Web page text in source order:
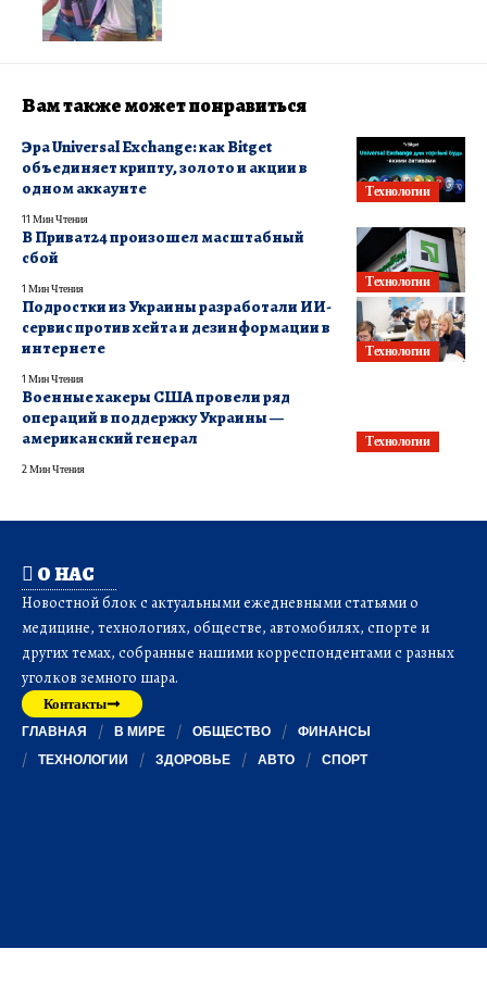
Вам также может понравиться
Технологии
Эра Universal Exchange: как Bitget
объединяет крипту, золото и акции в
одном аккаунте
11 Мин Чтения
Технологии
В Приват24 произошел масштабный
сбой
1 Мин Чтения
Технологии
Подростки из Украины разработали ИИ-
сервис против хейта и дезинформации в
интернете
1 Мин Чтения
Технологии
Военные хакеры США провели ряд
операций в поддержку Украины —
американский генерал
2 Мин Чтения
О НАС
Новостной блок с актуальными ежедневными статьями о
медицине, технологиях, обществе, автомобилях, спорте и
других темах, собранные нашими корреспондентами с разных
уголков земного шара.
Контакты
ГЛАВНАЯ В МИРЕ ОБЩЕСТВО
ФИНАНСЫ
ТЕХНОЛОГИИ
ЗДОРОВЬЕ АВТО СПОРТ